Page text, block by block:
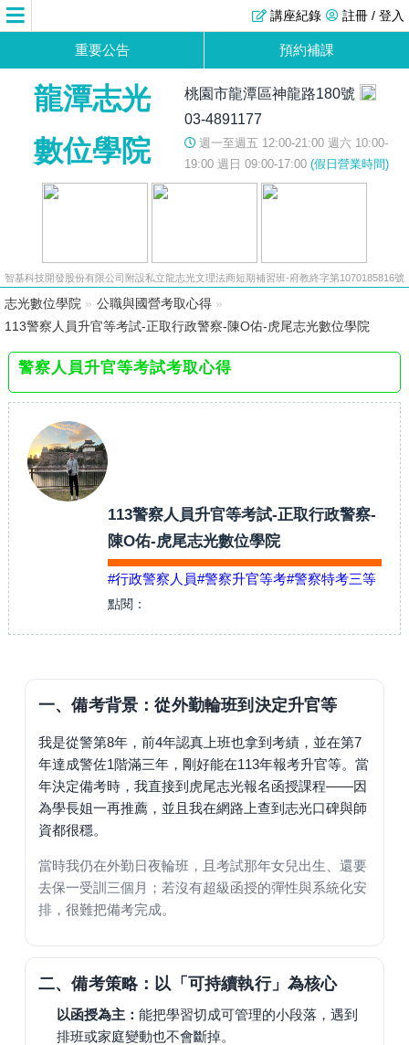
註冊 / 登入
講座紀錄
重要公告 預約補課
龍潭志光
數位學院
桃園市龍潭區神龍路180號
03-4891177
週一至週五 12:00-21:00 週六 10:00-
19:00 週日 09:00-17:00 (假日營業時間)
智基科技開發股份有限公司附設私立龍志光文理法商短期補習班-府教終字第1070185816號
志光數位學院 » 公職與國營考取心得 »
113警察人員升官等考試-正取行政警察-陳O佑-虎尾志光數位學院
警察人員升官等考試考取心得
113警察人員升官等考試-正取行政警察-
陳O佑-虎尾志光數位學院
#行政警察人員#警察升官等考#警察特考三等
點閱：
一、備考背景：從外勤輪班到決定升官等
我是從警第8年，前4年認真上班也拿到考績，並在第7
年達成警佐1階滿三年，剛好能在113年報考升官等。當
年決定備考時，我直接到虎尾志光報名函授課程——因
為學長姐一再推薦，並且我在網路上查到志光口碑與師
資都很穩。
當時我仍在外勤日夜輪班，且考試那年女兒出生、還要
去保一受訓三個月；若沒有超級函授的彈性與系統化安
排，很難把備考完成。
二、備考策略：以「可持續執行」為核心
以函授為主： 能把學習切成可管理的小段落，遇到
排班或家庭變動也不會斷掉。